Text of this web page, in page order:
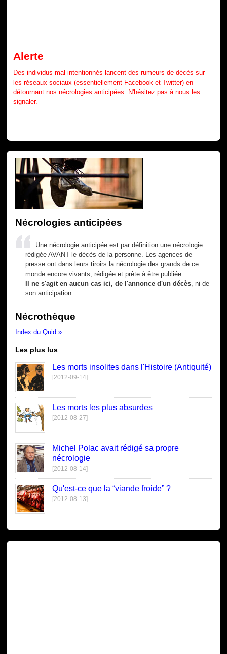
Alerte
Des individus mal intentionnés lancent des rumeurs de décès sur
les réseaux sociaux (essentiellement Facebook et Twitter) en
détournant nos nécrologies anticipées. N'hésitez pas à nous les
signaler.
Nécrologies anticipées
Une nécrologie anticipée est par définition une nécrologie
rédigée AVANT le décès de la personne. Les agences de
presse ont dans leurs tiroirs la nécrologie des grands de ce
monde encore vivants, rédigée et prête à être publiée.
Il ne s'agit en aucun cas ici, de l'annonce d'un décès , ni de
son anticipation.
Nécrothèque
Index du Quid »
Les plus lus
Les morts insolites dans l'Histoire (Antiquité)
[2012-09-14]
Les morts les plus absurdes
[2012-08-27]
Michel Polac avait rédigé sa propre
nécrologie
[2012-08-14]
Qu'est-ce que la “viande froide” ?
[2012-08-13]